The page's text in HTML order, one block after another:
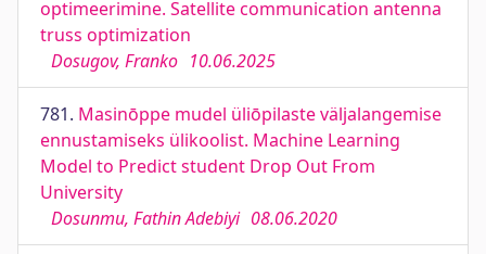
optimeerimine. Satellite communication antenna
truss optimization
Dosugov, Franko 10.06.2025
781. Masinōppe mudel üliōpilaste väljalangemise
ennustamiseks ülikoolist. Machine Learning
Model to Predict student Drop Out From
University
Dosunmu, Fathin Adebiyi 08.06.2020